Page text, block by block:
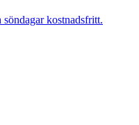
kostnadsfritt.